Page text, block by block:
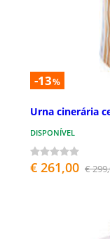
-13%
Urna cinerária
DISPONÍVEL
€ 261,00 €